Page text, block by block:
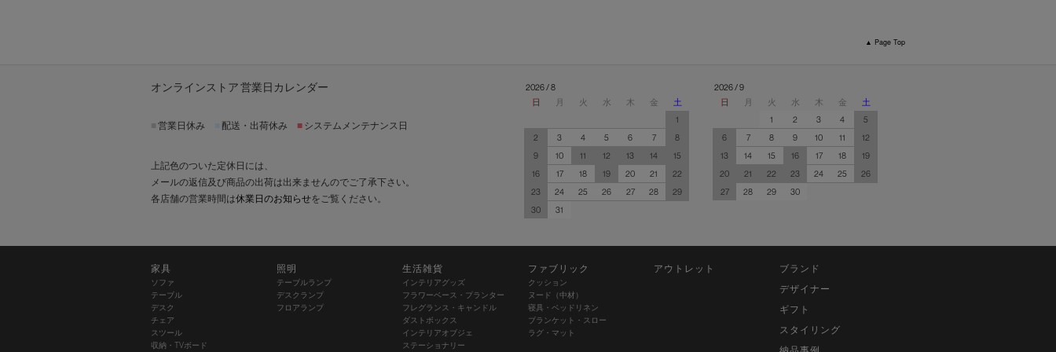
▲ Page Top
オンラインストア 営業日カレンダー
営業日休み 配送・出荷休み ■ システムメンテナンス日
上記色のついた定休日には、
メールの返信及び商品の出荷は出来ませんのでご了承下さい。
各店舗の営業時間は休業日のお知らせをご覧ください。
2026 / 8
日
月 火 水 木 金
土
1
2
3 4 5 6 7
8
9
10 11 12 13 14
15
16
17 18 19 20 21
22
23
24 25 26 27 28
29
30
31
2026 / 9
日
月 火 水 木 金
土
1
2 3 4
5
6
7 8 9 10 11
12
13
14 15 16 17 18
19
20
21 22 23 24 25
26
27
28 29 30
家具
ソファ
テーブル
デスク
チェア
スツール
収納・TVボード
照明
テーブルランプ
デスクランプ
フロアランプ
生活雑貨
インテリアグッズ
フラワーベース・プランター
フレグランス・キャンドル
ダストボックス
インテリアオブジェ
ステーショナリー
ファブリック
クッション
ヌード（中材）
寝具・ベッドリネン
ブランケット・スロー
ラグ・マット
アウトレット
ブランド
デザイナー
ギフト
スタイリング
納品事例